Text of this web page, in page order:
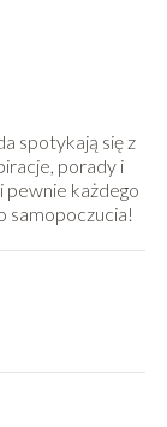
spotykają się z
porady i
pewnie każdego
samopoczucia!